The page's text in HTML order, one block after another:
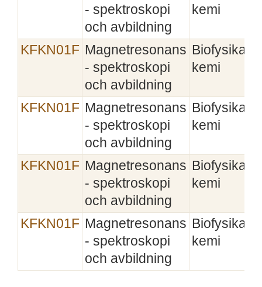
- spektroskopi
och avbildning
kemi
KFKN01F Magnetresonans
- spektroskopi
och avbildning
kemi
KFKN01F Magnetresonans
- spektroskopi
och avbildning
kemi
KFKN01F Magnetresonans
- spektroskopi
och avbildning
kemi
KFKN01F Magnetresonans
- spektroskopi
och avbildning
kemi